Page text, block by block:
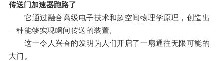
传送门加速器跑路了
它通过融合高级电子技术和超空间物理学原理，创造出
一种能够实现瞬间传送的装置。
这一令人兴奋的发明为人们开启了一扇通往无限可能的
大门。